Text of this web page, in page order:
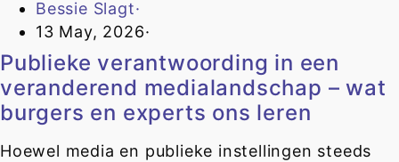
Bessie Slagt·
13 May, 2026·
Publieke verantwoording in een
veranderend medialandschap – wat
burgers en experts ons leren
Hoewel media en publieke instellingen steeds